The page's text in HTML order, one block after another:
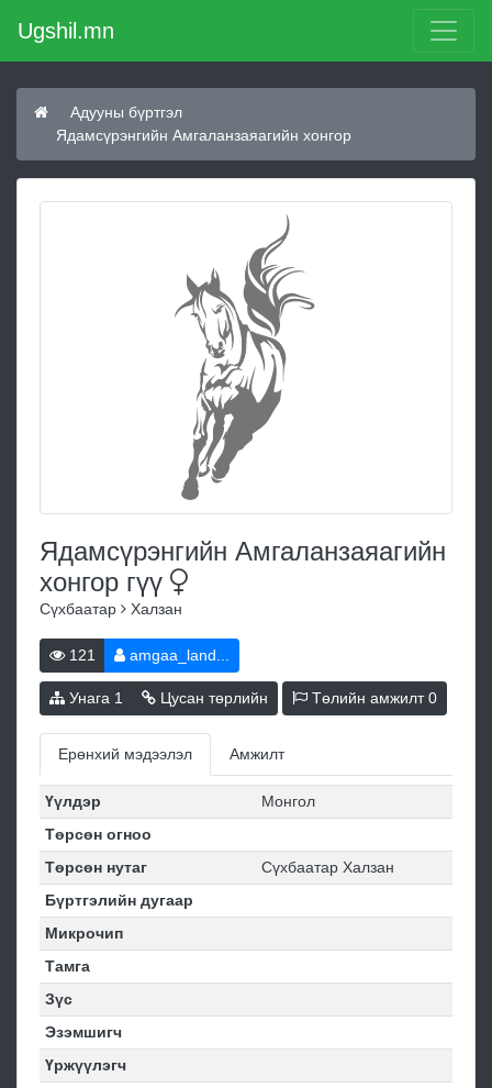
Ugshil.mn
Адууны бүртгэл
Ядамсүрэнгийн Амгаланзаяагийн хонгор
Ядамсүрэнгийн Амгаланзаяагийн
хонгор гүү
Сүхбаатар Халзан
121 amgaa_land...
Унага 1 Цусан төрлийн Төлийн амжилт0
Ерөнхий мэдээлэл Амжилт
Үүлдэр
Монгол
Төрсөн огноо
Төрсөн нутаг
Сүхбаатар Халзан
Бүртгэлийн дугаар
Микрочип
Тамга
Зүс
Эзэмшигч
Үржүүлэгч